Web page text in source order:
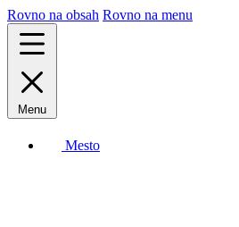
Rovno na obsah Rovno na menu
Menu
Mesto